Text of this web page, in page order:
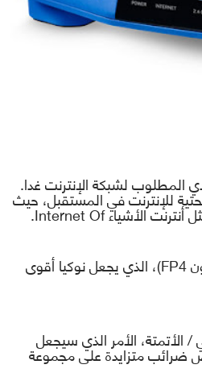
المطلوب لشبكة الإنترنتغدا.
للإنترنت في المستقبل، حيثأنترنتالأشياء.Internet Of
FP4)، الذييجعلنوكيا أقوى
/ الأتمتة، الأمر الذي سيجعل
ضرائب متزايدة على مجموعة